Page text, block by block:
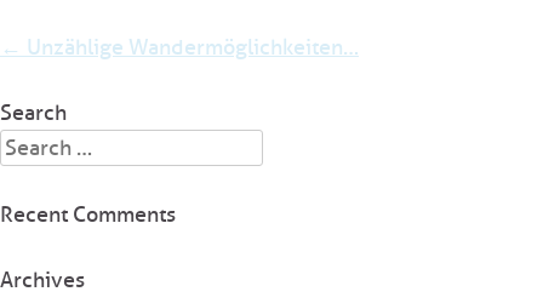
Post
← Unzählige Wandermöglichkeiten…
Search
Search
Recent Comments
Archives